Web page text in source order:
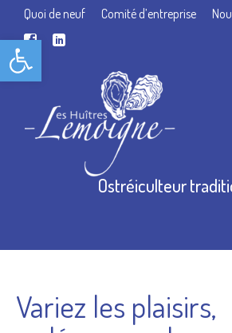
Ouvrir la barre d’outils
Quoi de neuf Comité d’entreprise
Ostréiculteur
Variez les plaisirs,